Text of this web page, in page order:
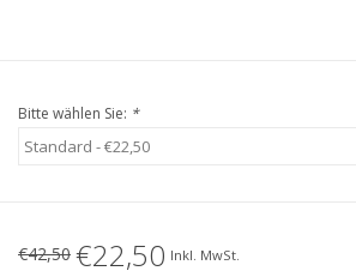
Bitte wählen Sie: *
€42,50 €22,50 Inkl. MwSt.